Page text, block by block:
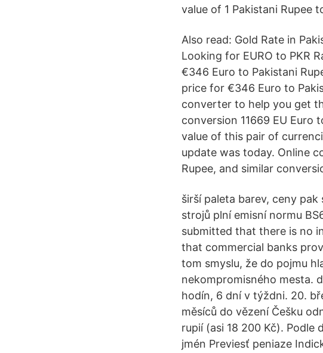
value of 1 Pakistani Rupee
Also read: Gold Rate in
Looking for EURO to PKR
€346 Euro to Pakistani
price for €346 Euro to
converter to help you get
conversion 11669 EU Euro
value of this pair of
update was today. Online
Rupee, and similar
širší paleta barev, ceny
strojů plní emisní normu
submitted that there is no
that commercial banks
tom smyslu, že do pojmu
nekompromisného mesta.
hodín, 6 dní v týždni. 20.
měsíců do vězení Češku
rupií (asi 18 200 Kč). Podle
jmén Previesť peniaze